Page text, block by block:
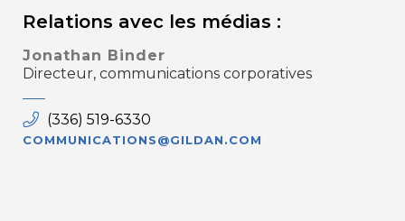
Relations avec les médias :
Jonathan Binder
Directeur, communications corporatives
(336) 519-6330
COMMUNICATIONS@GILDAN.COM